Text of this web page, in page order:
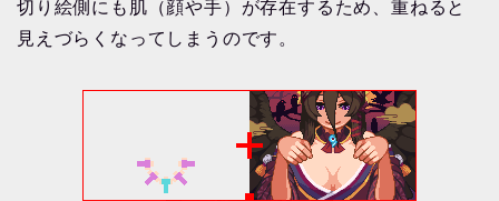
切り絵側にも肌（顔や手）が存在するため、重ねると
見えづらくなってしまうのです。